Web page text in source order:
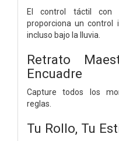
El control táctil con
proporciona un control
incluso bajo la lluvia.
Retrato
Encuadre
Capture todos los
reglas.
Tu Rollo, Tu